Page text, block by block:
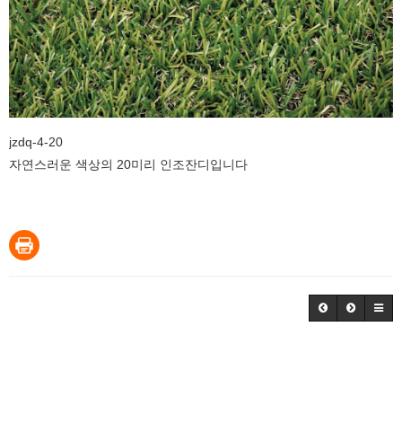
jzdq-4-20
자연스러운 색상의 20미리 인조잔디입니다